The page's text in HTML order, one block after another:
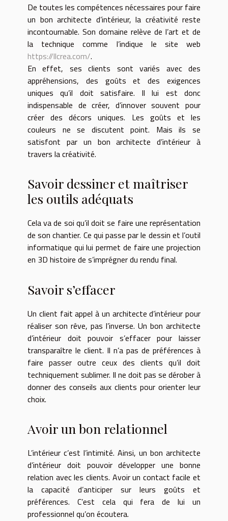
De toutes les compétences nécessaires pour faire
un bon architecte d’intérieur, la créativité reste
incontournable. Son domaine relève de l’art et de
la technique comme l’indique le site web
https://llcrea.com/.
En effet, ses clients sont variés avec des
appréhensions, des goûts et des exigences
uniques qu’il doit satisfaire. Il lui est donc
indispensable de créer, d’innover souvent pour
créer des décors uniques. Les goûts et les
couleurs ne se discutent point. Mais ils se
satisfont par un bon architecte d’intérieur à
travers la créativité.
Savoir dessiner et maîtriser
les outils adéquats
Cela va de soi qu’il doit se faire une représentation
de son chantier. Ce qui passe par le dessin et l’outil
informatique qui lui permet de faire une projection
en 3D histoire de s’imprégner du rendu final.
Savoir s’effacer
Un client fait appel à un architecte d’intérieur pour
réaliser son rêve, pas l’inverse. Un bon architecte
d’intérieur doit pouvoir s’effacer pour laisser
transparaître le client. Il n’a pas de préférences à
faire passer outre ceux des clients qu’il doit
techniquement sublimer. Il ne doit pas se dérober à
donner des conseils aux clients pour orienter leur
choix.
Avoir un bon relationnel
L’intérieur c’est l’intimité. Ainsi, un bon architecte
d’intérieur doit pouvoir développer une bonne
relation avec les clients. Avoir un contact facile et
la capacité d’anticiper sur leurs goûts et
préférences. C’est cela qui fera de lui un
professionnel qu’on écoutera.